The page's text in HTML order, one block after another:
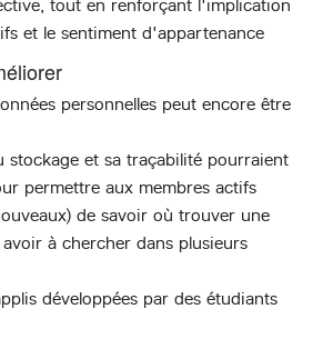
tout en renforçant l'implication
et le sentiment d'appartenance
personnelles peut encore être
stockage et sa traçabilité pourraient
permettre aux membres actifs
de savoir où trouver une
à chercher dans plusieurs
développées par des étudiants